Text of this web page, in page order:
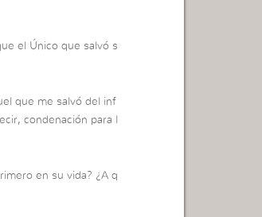
el Único que salvó s
que me salvó del inf
condenación para l
en su vida? ¿A q